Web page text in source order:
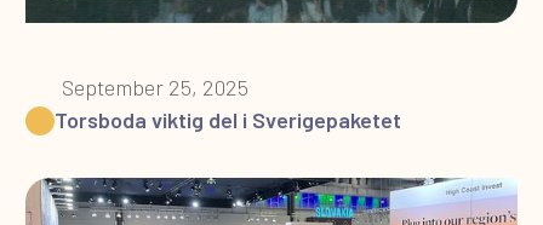
September 25, 2025
Torsboda viktig del i Sverigepaketet